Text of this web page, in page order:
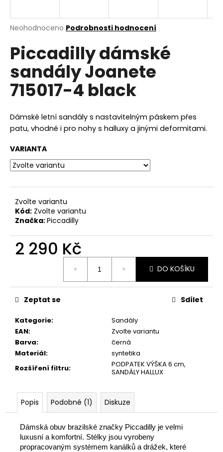
Průměrné
produktu
je
z
5
hvězdiček.
Neohodnoceno Podrobnosti hodnocení
Piccadilly dámské
sandály Joanete
715017-4 black
Dámské letní sandály s nastavitelným páskem přes
patu, vhodné i pro nohy s halluxy a jinými deformitami.
VARIANTA
Zvolte variantu
Kód: Zvolte variantu
Značka:Piccadilly
2 290 Kč
DO KOŠÍKU
Kategorie:
Sandály
EAN:
Zvolte variantu
Barva:
černá
Materiál:
syntetika
Rozšíření filtru:
PODPATEK VÝŠKA 6 cm,
SANDÁLY HALLUX
Zeptat se Sdílet
Popis Podobné (1) Diskuze
Dámská obuv brazilské značky Piccadilly je velmi
luxusní a komfortní. Stélky jsou vyrobeny
propracovaným systémem kanálků a drážek, které
j
t
?
HLEDAT
D
o
o
u
č
u
DÁMSKÉ
BALERÍNY
109018-
ČERNÉ
605
Kč